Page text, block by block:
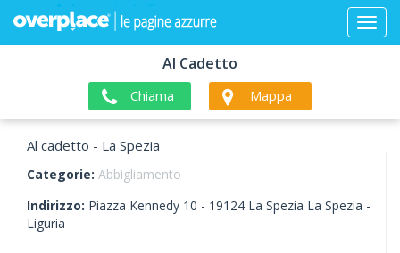
Al Cadetto
Chiama Mappa
Al cadetto - La Spezia
Categorie: Abbigliamento
Indirizzo: Piazza Kennedy 10 - 19124 La Spezia La Spezia -
Liguria